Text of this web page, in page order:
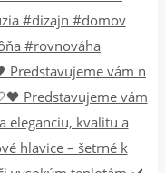
Predstavujeme vám n